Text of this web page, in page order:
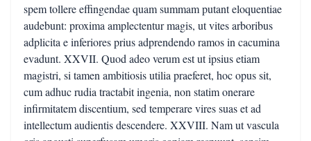
spem tollere effingendae quam summam putant eloquentiae
audebunt: proxima amplectentur magis, ut vites arboribus
adplicita e inferiores prius adprendendo ramos in cacumina
evadunt. XXVII. Quod adeo verum est ut ipsius etiam
magistri, si tamen ambitiosis utilia praeferet, hoc opus sit,
cum adhuc rudia tractabit ingenia, non statim onerare
infirmitatem discentium, sed temperare vires suas et ad
intellectum audientis descendere. XXVIII. Nam ut vascula